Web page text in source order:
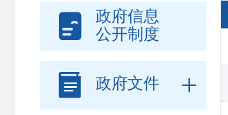

政府信息
公开制度
 政府文件